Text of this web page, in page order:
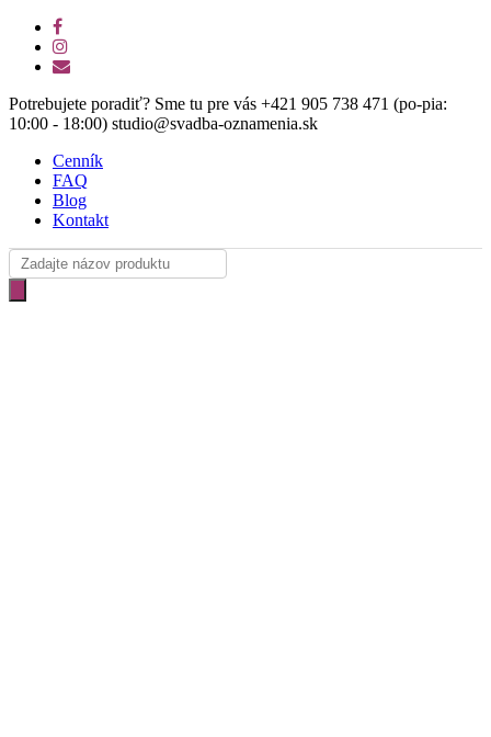
Skip
main
facebook
instagram
email
Potrebujete poradiť? Sme tu pre vás +421 905 738 471 (po-pia:
10:00 - 18:00) studio@svadba-oznamenia.sk
Cenník
FAQ
Blog
Kontakt
Products
search